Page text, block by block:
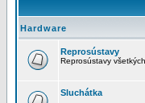
Hardware
Reprosústavy
Reprosústavy
Sluchátka